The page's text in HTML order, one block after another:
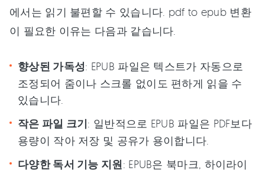
에서는 읽기 불편할 수 있습니다. pdf to epub 변환
이 필요한 이유는 다음과 같습니다.
향상된 가독성: EPUB 파일은 텍스트가 자동으로
조정되어 줌이나 스크롤 없이도 편하게 읽을 수
있습니다.
작은 파일 크기: 일반적으로 EPUB 파일은 PDF보다
용량이 작아 저장 및 공유가 용이합니다.
다양한 독서 기능 지원: EPUB은 북마크, 하이라이